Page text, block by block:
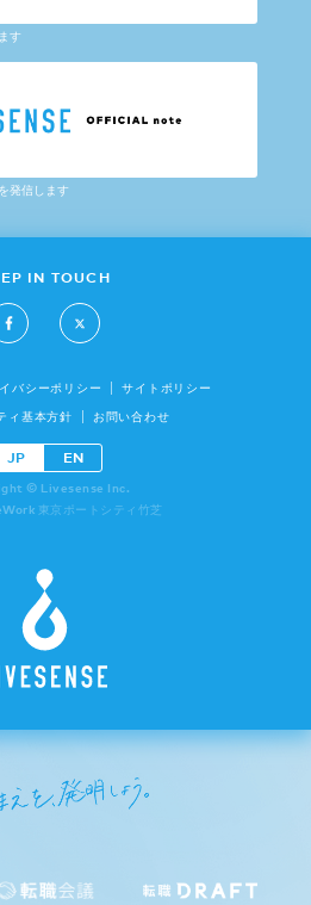
す
発信します
IN TOUCH
バシーポリシー サイトポリシー
ィ基本方針 お問い合わせ
JP EN
© Livesense Inc.
東京ポートシティ竹芝